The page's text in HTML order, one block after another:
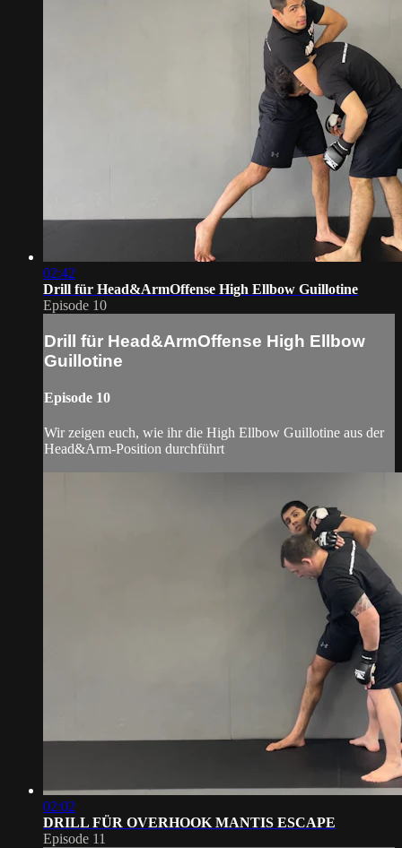
02:42
Drill für Head&ArmOffense High Ellbow Guillotine
Episode 10
Drill für Head&ArmOffense High Ellbow
Guillotine
Episode 10
Wir zeigen euch, wie ihr die High Ellbow Guillotine aus der
Head&Arm-Position durchführt
02:02
DRILL FÜR OVERHOOK MANTIS ESCAPE
Episode 11